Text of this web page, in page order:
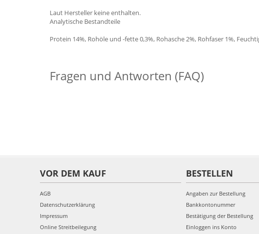
Laut Hersteller keine enthalten.
Analytische Bestandteile
Protein 14%, Rohöle und -fette 0,3%, Rohasche 2%, Rohfaser 1%,
Fragen und Antworten (FAQ)
VOR DEM KAUF
AGB
Datenschutzerklärung
Impressum
Online Streitbeilegung
BESTELLEN
Angaben zur Bestellung
Bankkontonummer
Bestätigung der Bestellung
Einloggen ins Konto